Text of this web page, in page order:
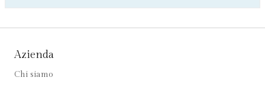
Azienda
Chi siamo